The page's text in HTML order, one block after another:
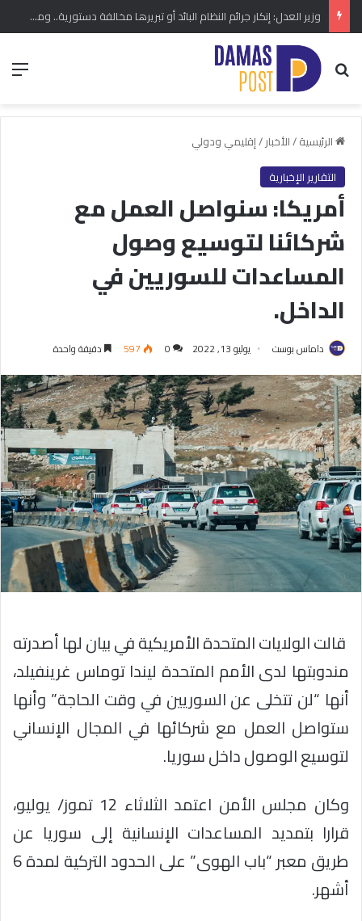
وزير العدل: إنكار جرائم النظام البائد أو تبريرها مخالفة دستورية.. ومشروع قانون خاص إلى مجلس الشعب
بحث عن
الرئيسية/الأخبار/إقليمي ودولي
التقارير الإخبارية
أمريكا: سنواصل العمل مع
شركائنا لتوسيع وصول
المساعدات للسوريين في
الداخل.
داماس بوست يوليو 13, 2022 0
597 دقيقة واحدة
قالت الولايات المتحدة الأمريكية في بيان لها أصدرته
مندوبتها لدى الأمم المتحدة ليندا توماس غرينفيلد،
أنها “لن تتخلى عن السوريين في وقت الحاجة” وأنها
ستواصل العمل مع شركائها في المجال الإنساني
لتوسيع الوصول داخل سوريا.
وكان مجلس الأمن اعتمد الثلاثاء 12 تموز/ يوليو،
قرارا بتمديد المساعدات الإنسانية إلى سوريا عن
طريق معبر “باب الهوى” على الحدود التركية لمدة 6
أشهر.